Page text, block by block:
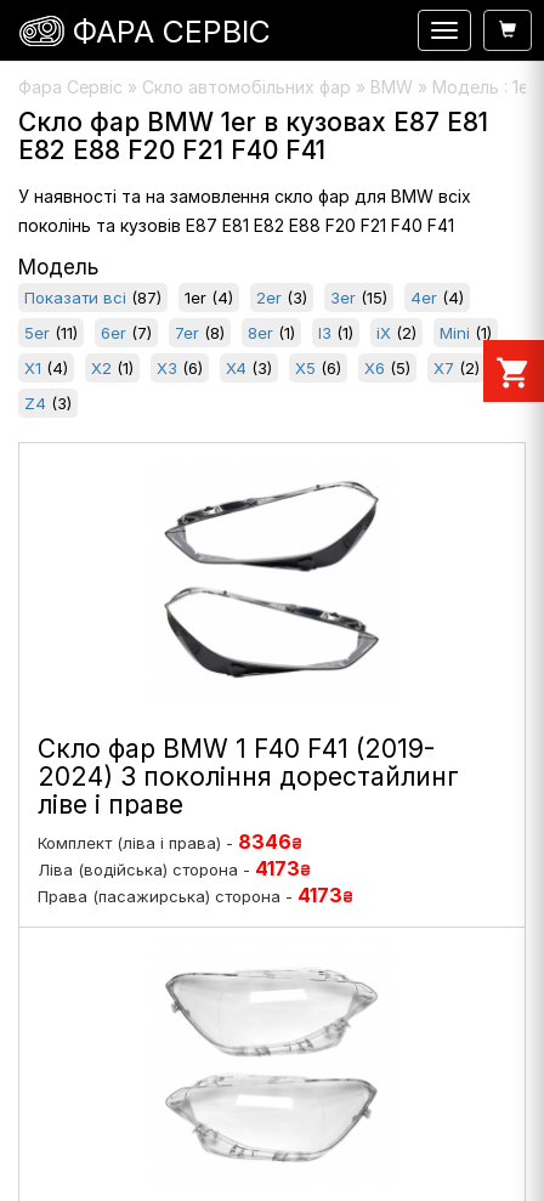
Фара Сервіс » Скло автомобільних фар » BMW » Модель : 1er
Скло фар BMW 1er в кузовах E87 E81
E82 E88 F20 F21 F40 F41
У наявності та на замовлення скло фар для BMW всіх
поколінь та кузовів E87 E81 E82 E88 F20 F21 F40 F41
Модель
Показати всі (87) 1er (4) 2er (3) 3er (15) 4er (4)
5er (11) 6er (7) 7er (8) 8er (1) I3 (1) iX (2) Mini (1)
X1 (4) X2 (1) X3 (6) X4 (3) X5 (6) X6 (5) X7 (2)
Z4 (3)
Скло фар BMW 1 F40 F41 (2019-
2024) 3 покоління дорестайлинг
ліве і праве
Комплект (ліва і права) - 8346₴
Ліва (водійська) сторона - 4173₴
Права (пасажирська) сторона - 4173₴
Навигация
ФАРА СЕРВІС
shopping_cart